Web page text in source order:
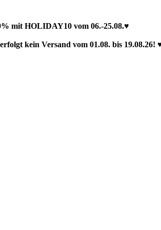
mit HOLIDAY10 vom 06.-25.08.♥
kein Versand vom 01.08. bis 19.08.26!